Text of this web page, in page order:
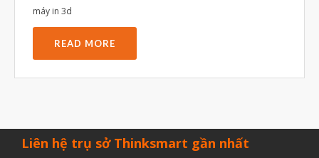
Tháng Mười 2020
Tháng Tám 2020
Tháng Bảy 2020
máy in 3d
READ MORE
Liên hệ trụ sở Thinksmart gần nhất